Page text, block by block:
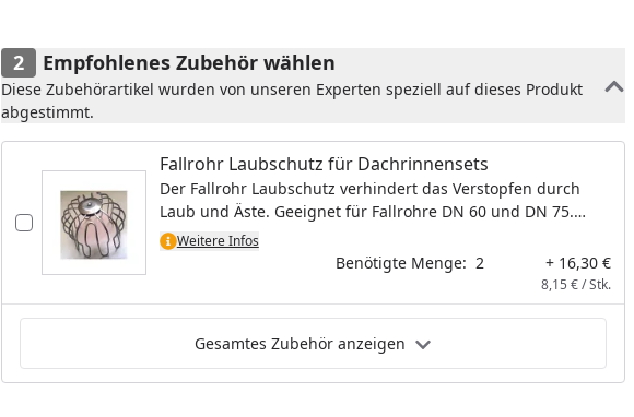
Empfohlenes Zubehör wählen
Diese Zubehörartikel wurden von unseren Experten speziell auf dieses Produkt
abgestimmt.
Fallrohr Laubschutz für Dachrinnensets
Der Fallrohr Laubschutz verhindert das Verstopfen durch
Laub und Äste. Geeignet für Fallrohre DN 60 und DN 75.
Material: Metall verzinkt
Weitere Infos
Benötigte Menge: 2 + 16,30 €
8,15 € / Stk.
Gesamtes Zubehör anzeigen